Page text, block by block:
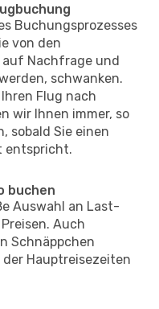
Buchungsprozesses
von den
Nachfrage und
schwanken.
Flug nach
wir Ihnen immer, so
sobald Sie einen
entspricht.
buchen
Auswahl an Last-
Auch
Schnäppchen
der Hauptreisezeiten